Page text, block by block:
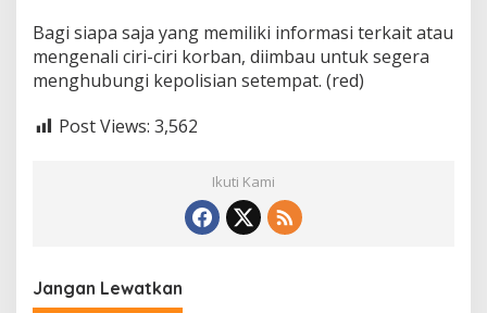
Bagi siapa saja yang memiliki informasi terkait atau
mengenali ciri-ciri korban, diimbau untuk segera
menghubungi kepolisian setempat. (red)
Post Views: 3,562
Ikuti Kami
Jangan Lewatkan